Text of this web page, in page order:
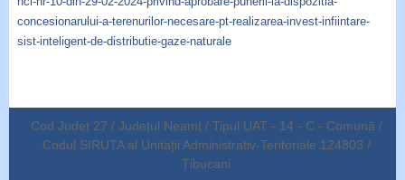
concesionarului-a-terenurilor-necesare-pt-realizarea-invest-infiintare-
sist-inteligent-de-distributie-gaze-naturale
Cod Județ 27 / Județul Neamț / Tipul UAT - 14 - C - Comună /
Codul SIRUTA al Unitații Administrativ-Teritoriale 124803 /
Țibucani